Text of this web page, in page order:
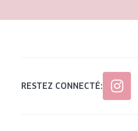
Âge : 55+
RESTEZ CONNECTÉ: